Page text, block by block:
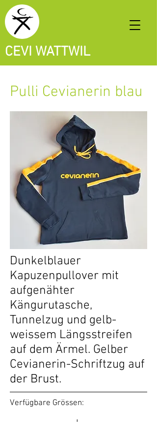
CEVI WATTWIL
Pulli Cevianerin blau
Dunkelblauer
Kapuzenpullover mit
aufgenähter
Kängurutasche,
Tunnelzug und gelb-
weissem Längsstreifen
auf dem Ärmel. Gelber
Cevianerin-Schriftzug auf
der Brust.
Verfügbare Grössen:
L